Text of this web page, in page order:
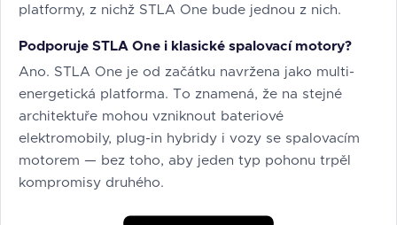
platformy, z nichž STLA One bude jednou z nich.
Podporuje STLA One i klasické spalovací motory?
Ano. STLA One je od začátku navržena jako multi-
energetická platforma. To znamená, že na stejné
architektuře mohou vzniknout bateriové
elektromobily, plug-in hybridy i vozy se spalovacím
motorem — bez toho, aby jeden typ pohonu trpěl
kompromisy druhého.